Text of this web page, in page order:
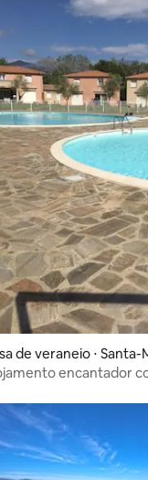
média de 5, 49
de veraneio ⋅ Santa-
encantador